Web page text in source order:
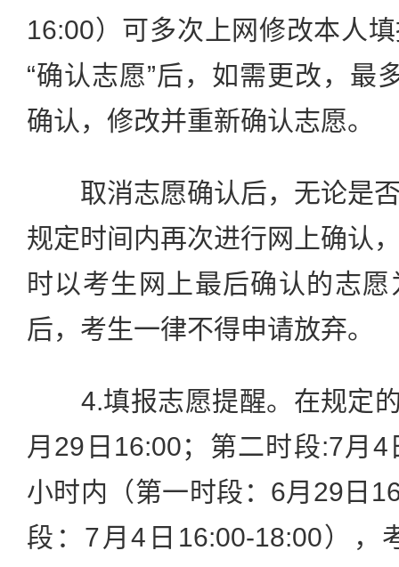
16:00）可多次上网修改本人
“确认志愿”后，如需更改，最
确认，修改并重新确认志愿。
取消志愿确认后，无论是否
规定时间内再次进行网上确认
时以考生网上最后确认的志
后，考生一律不得申请放弃。
4.填报志愿提醒。在规定的
月29日16:00；第二时段:7月
小时内（第一时段：6月29日
段：7月4日16:00-18:00），